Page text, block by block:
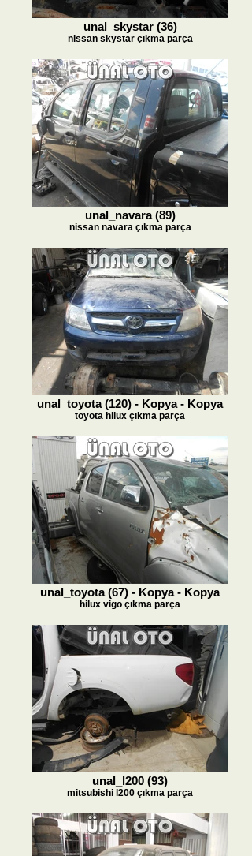
unal_skystar (36)
nissan skystar çıkma parça
unal_navara (89)
nissan navara çıkma parça
unal_toyota (120) - Kopya - Kopya
toyota hilux çıkma parça
unal_toyota (67) - Kopya - Kopya
hilux vigo çıkma parça
unal_l200 (93)
mitsubishi l200 çıkma parça